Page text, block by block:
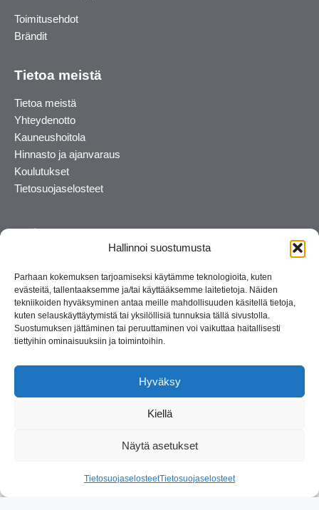
Hallinnoi suostumusta
Parhaan kokemuksen tarjoamiseksi käytämme teknologioita, kuten
evästeitä, tallentaaksemme ja/tai käyttääksemme laitetietoja. Näiden
tekniikoiden hyväksyminen antaa meille mahdollisuuden käsitellä tietoja,
kuten selauskäyttäytymistä tai yksilöllisiä tunnuksia tällä sivustolla.
Suostumuksen jättäminen tai peruuttaminen voi vaikuttaa haitallisesti
tiettyihin ominaisuuksiin ja toimintoihin.
Hyväksy
Kiellä
Näytä asetukset
TietosuojaselosteetTietosuojaselosteet
Toimitusehdot
Brändit
Tietoa meistä
Tietoa meistä
Yhteydenotto
Kauneushoitola
Hinnasto ja ajanvaraus
Koulutukset
Tietosuojaselosteet
perheyritys yli 35 vuotta.
© 2026 Consult Lady